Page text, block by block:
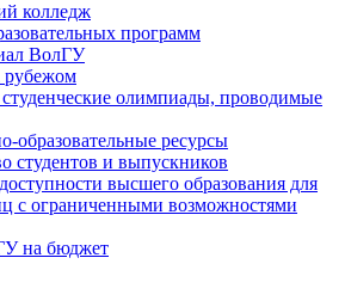
колледж
программ
ВолГУ
рубежом
олимпиады, проводимые
образовательные ресурсы
студентов и выпускников
высшего образования для
с ограниченными возможностями
на бюджет